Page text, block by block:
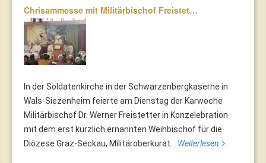
Chrisammesse mit Militärbischof Freistet…
In der Soldatenkirche in der Schwarzenbergkaserne in
Wals-Siezenheim feierte am Dienstag der Karwoche
Militärbischof Dr. Werner Freistetter in Konzelebration
mit dem erst kürzlich ernannten Weihbischof für die
Diözese Graz-Seckau, Militäroberkurat... Weiterlesen